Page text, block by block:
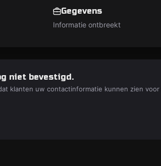
Gegevens
Informatie ontbreekt
niet bevestigd.
klanten uw contactinformatie kunnen zien